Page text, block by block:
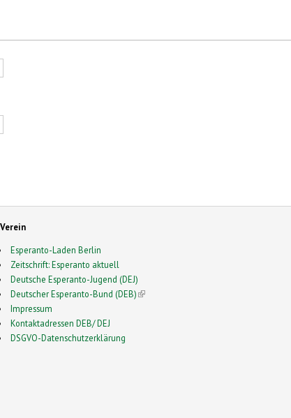
Verein
Esperanto-Laden Berlin
Zeitschrift: Esperanto aktuell
Deutsche Esperanto-Jugend (DEJ)
Deutscher Esperanto-Bund (DEB)(link is external)
Impressum
Kontaktadressen DEB/ DEJ
DSGVO-Datenschutzerklärung